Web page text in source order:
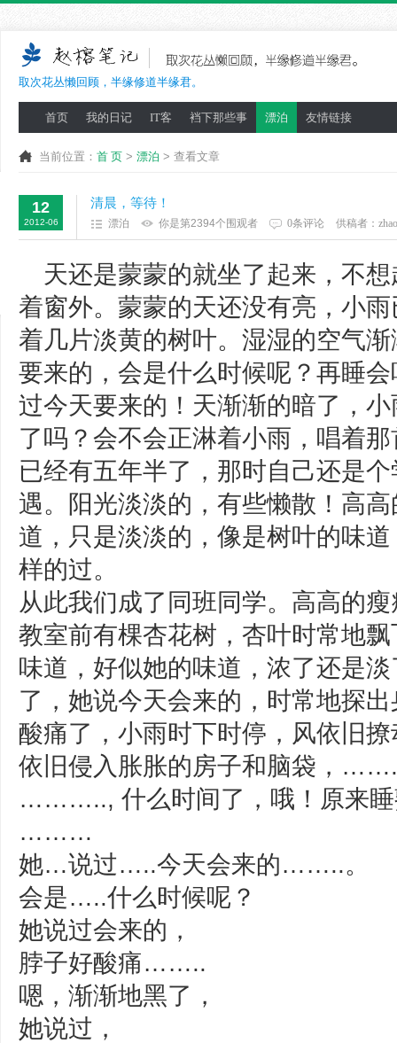
取次花丛懒回顾，半缘修道半缘君。
首页 我的日记 IT客 裆下那些事 漂泊 友情链接
当前位置： 首 页 > 漂泊 > 查看文章
12
2012-06
清晨，等待！
漂泊 你是第2394个围观者 0条评论 供稿者：
天还是蒙蒙的就坐了起来，不
着窗外。蒙蒙的天还没有亮，小
着几片淡黄的树叶。湿湿的空气
要来的，会是什么时候呢？再睡
过今天要来的！天渐渐的暗了，
了吗？会不会正淋着小雨，唱着
已经有五年半了，那时自己还是
遇。阳光淡淡的，有些懒散！高
道，只是淡淡的，像是树叶的味
样的过。
从此我们成了同班同学。高高的
教室前有棵杏花树，杏叶时常地
味道，好似她的味道，浓了还是
了，她说今天会来的，时常地探
酸痛了，小雨时下时停，风依旧
依旧侵入胀胀的房子和脑袋，…….
……….., 什么时间了，哦！原来睡
………
她…说过…..今天会来的……..。
会是…..什么时候呢？
她说过会来的，
脖子好酸痛……..
嗯，渐渐地黑了，
她说过，